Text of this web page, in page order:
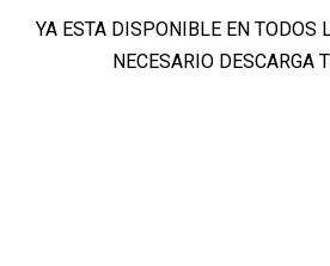
YA ESTA DISPONIBLE EN TODOS
NECESARIO DESCARGA